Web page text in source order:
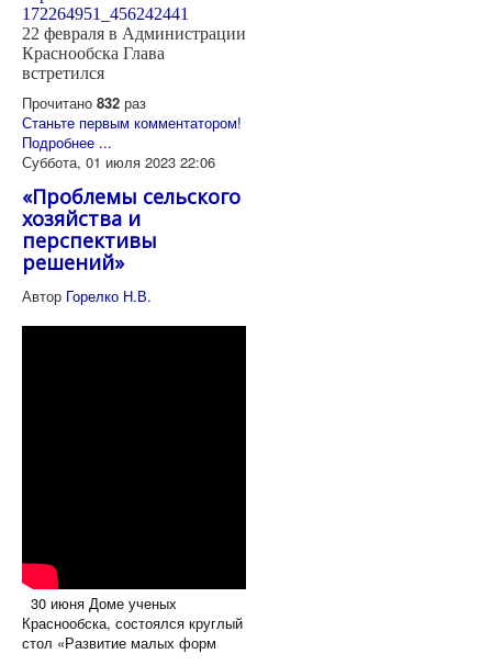
172264951_456242441
22 февраля в Администрации
Краснообска Глава
встретился
Прочитано 832 раз
Станьте первым комментатором!
Подробнее ...
Суббота, 01 июля 2023 22:06
«Проблемы сельского
хозяйства и
перспективы
решений»
Автор Горелко Н.В.
30 июня Доме ученых
Краснообска, состоялся круглый
стол «Развитие малых форм